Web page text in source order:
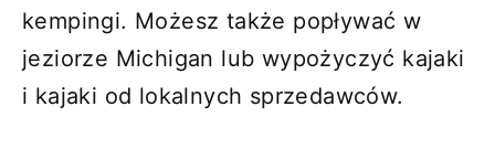
kempingi. Możesz także popływać w
jeziorze Michigan lub wypożyczyć kajaki
i kajaki od lokalnych sprzedawców.